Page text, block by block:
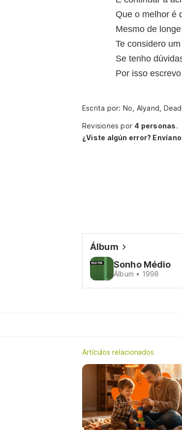
Que o melhor é
Mesmo de
Te considero
Se tenho
Por isso
Escrita por: No, Alyand,
Revisiones por 4 personas.
¿Viste algún error?
Álbum
Sonho Médio
Álbum • 1998
Artículos relacionados